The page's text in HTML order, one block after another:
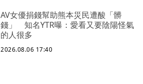
AV女優捐錢幫助熊本災民遭酸「髒
錢」 知名YTR曝：愛看又要陰陽怪氣
的人很多
2026.08.06 17:40